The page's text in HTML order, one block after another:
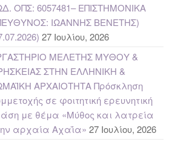
ΟΠΣ: 6057481– ΕΠΙΣΤΗΜΟΝΙΚΑ
ΙΩΑΝΝΗΣ ΒΕΝΕΤΗΣ)
27 Ιουλίου, 2026
ΜΕΛΕΤΗΣ ΜΥΘΟΥ &
ΣΤΗΝ ΕΛΛΗΝΙΚΗ &
ΑΡΧΑΙΟΤΗΤΑ Πρόσκληση
σε φοιτητική ερευνητική
με θέμα «Μύθος και λατρεία
αρχαία Αχαΐα» 27 Ιουλίου, 2026